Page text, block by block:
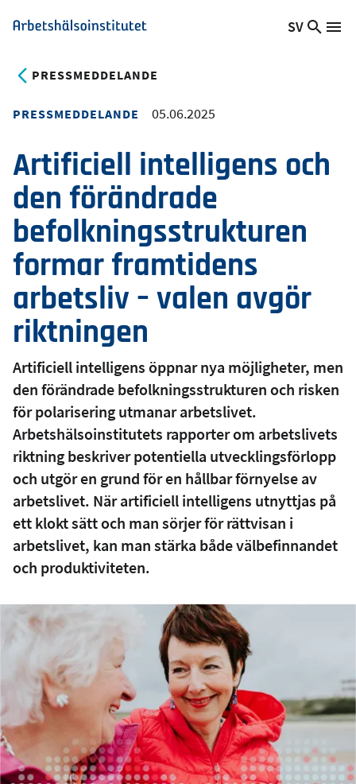
Hoppa
till
Arbetshälsoinstitutet
Växla
SV
Sök
PRESSMEDDELANDE
PRESSMEDDELANDE 05.06.2025
Artificiell intelligens och
den förändrade
befolkningsstrukturen
formar framtidens
arbetsliv – valen avgör
riktningen
Artificiell intelligens öppnar nya möjligheter, men
den förändrade befolkningsstrukturen och risken
för polarisering utmanar arbetslivet.
Arbetshälsoinstitutets rapporter om arbetslivets
riktning beskriver potentiella utvecklingsförlopp
och utgör en grund för en hållbar förnyelse av
arbetslivet. När artificiell intelligens utnyttjas på
ett klokt sätt och man sörjer för rättvisan i
arbetslivet, kan man stärka både välbefinnandet
och produktiviteten.